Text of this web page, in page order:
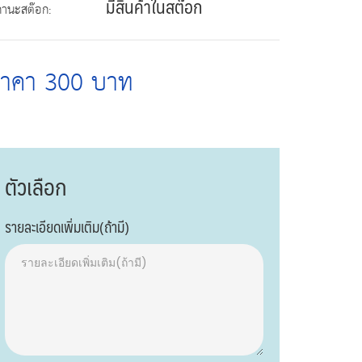
นะสต๊อก:
คา 300 บาท
ตัวเลือก
รายละเอียดเพิ่มเติม(ถ้ามี)